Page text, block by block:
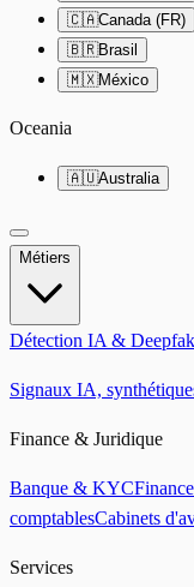
🇨🇦Canada (FR)
🇧🇷Brasil
🇲🇽México
Oceania
🇦🇺Australia
Métiers
Détection IA &
Signaux IA,
Finance & Juridique
Banque & KYC
comptablesCabinets
Services